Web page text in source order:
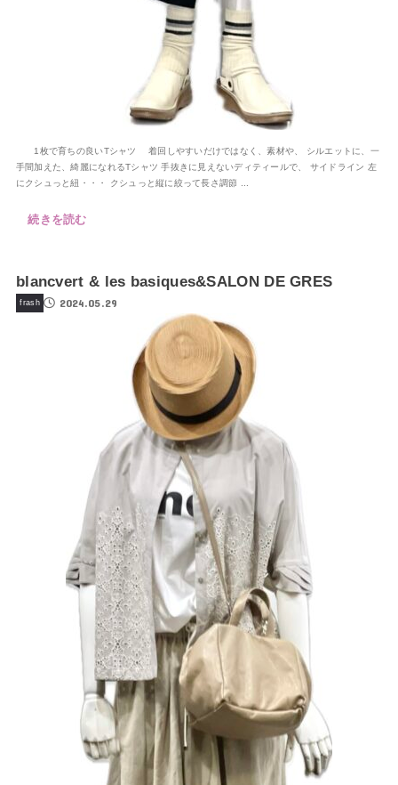
1枚で育ちの良いTシャツ 着回しやすいだけではなく、素材や、 シルエットに、一
手間加えた、綺麗になれるTシャツ 手抜きに見えないディティールで、 サイドライン 左
にクシュっと紐・・・ クシュっと縦に絞って長さ調節 ...
続きを読む
blancvert & les basiques&SALON DE GRES
frash 2024.05.29